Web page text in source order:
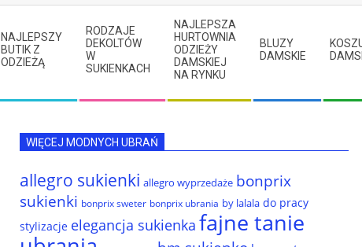
NAJLEPSZY
BUTIK Z
ODZIEŻĄ
RODZAJE
DEKOLTÓW
W
SUKIENKACH
NAJLEPSZA
HURTOWNIA
ODZIEŻY
DAMSKIEJ
NA RYNKU
BLUZY
DAMSKIE
WIĘCEJ MODNYCH UBRAŃ
allegro sukienki allegro wyprzedaże bonprix
sukienki bonprix sweter bonprix ubrania by lalala do pracy
stylizacje elegancja sukienka fajne tanie